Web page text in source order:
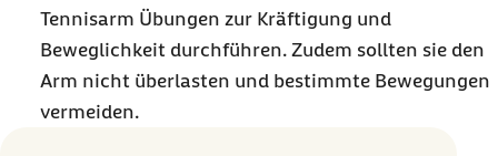
Tennisarm Übungen zur Kräftigung und
Beweglichkeit durchführen. Zudem sollten sie den
Arm nicht überlasten und bestimmte Bewegungen
vermeiden.